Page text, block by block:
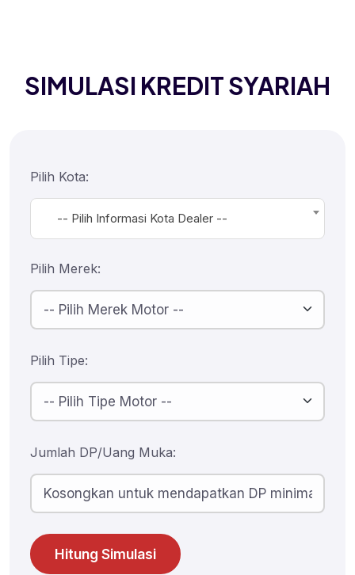
SIMULASI KREDIT SYARIAH
Pilih Kota:
-- Pilih Informasi Kota Dealer --
Pilih Merek:
Pilih Tipe:
Jumlah DP/Uang Muka:
Hitung Simulasi